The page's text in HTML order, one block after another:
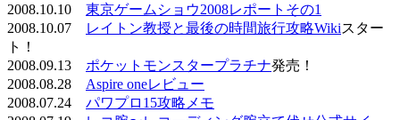
2008.10.10 東京ゲームショウ2008レポートその1
2008.10.07
レイトン教授と最後の時間旅行攻略Wikiスター
ト！
2008.09.13 ポケットモンスタープラチナ発売！
2008.08.28 Aspire oneレビュー
2008.07.24 パワプロ15攻略メモ